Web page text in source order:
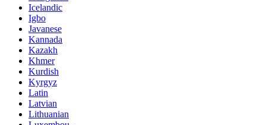
Icelandic
Igbo
Javanese
Kannada
Kazakh
Khmer
Kurdish
Kyrgyz
Latin
Latvian
Lithuanian